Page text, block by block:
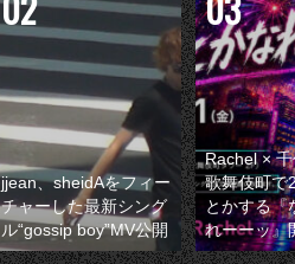
jjean、sheidAをフィー
チャーした最新シング
ル“gossip boy”MV公開
Rachel ×
歌舞伎町で
とかする『
れーーッ』